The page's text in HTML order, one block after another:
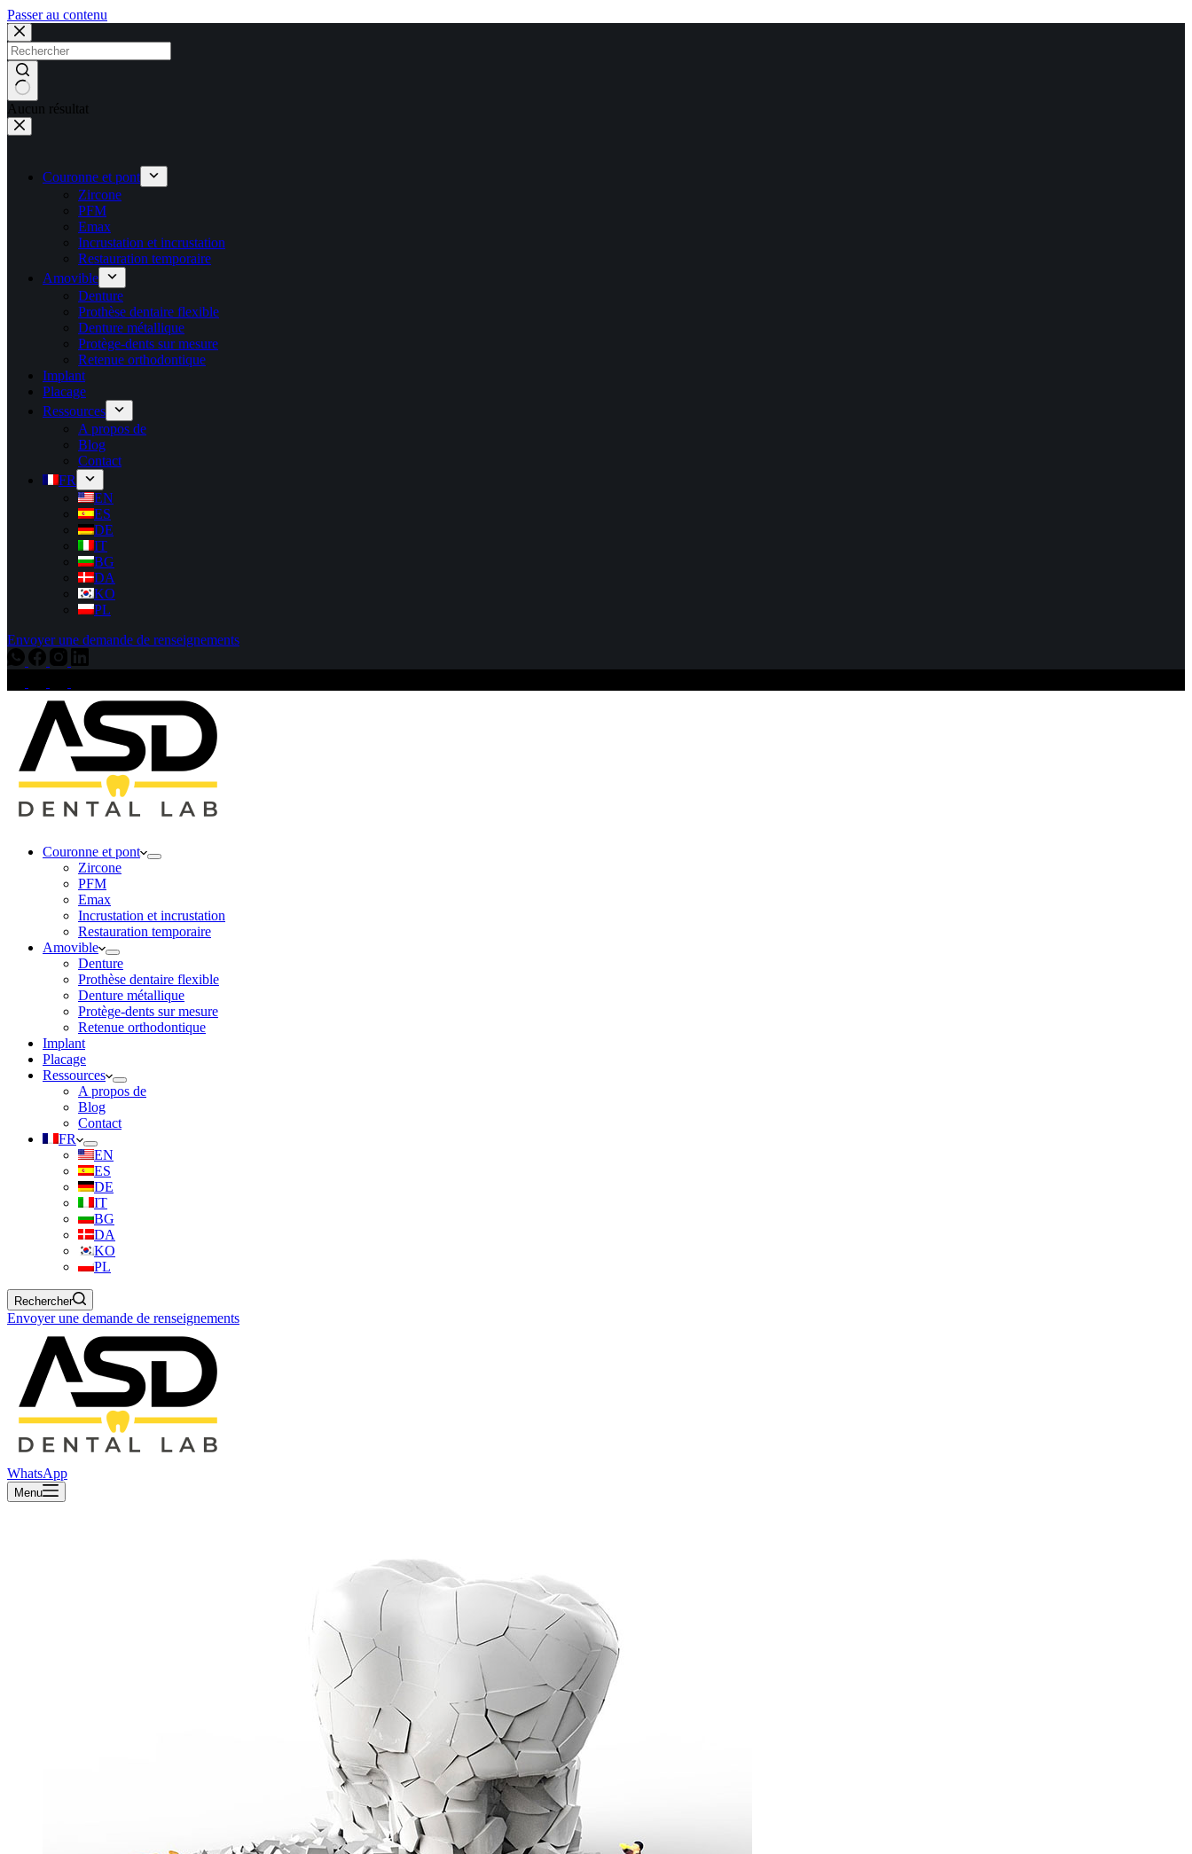
Passer au contenu
Aucun résultat
Couronne et pont
Zircone
PFM
Emax
Incrustation et incrustation
Restauration temporaire
Amovible
Denture
Prothèse dentaire flexible
Denture métallique
Protège-dents sur mesure
Retenue orthodontique
Implant
Placage
Ressources
A propos de
Blog
Contact
FR
EN
ES
DE
IT
BG
DA
KO
PL
Envoyer une demande de renseignements
Couronne et pont
Zircone
PFM
Emax
Incrustation et incrustation
Restauration temporaire
Amovible
Denture
Prothèse dentaire flexible
Denture métallique
Protège-dents sur mesure
Retenue orthodontique
Implant
Placage
Ressources
A propos de
Blog
Contact
FR
EN
ES
DE
IT
BG
DA
KO
PL
Rechercher
Envoyer une demande de renseignements
WhatsApp
Menu